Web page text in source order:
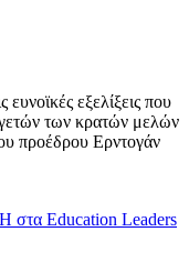
εξελίξεις που
των κρατών μελών
προέδρου Ερντογάν
στα Education Leaders